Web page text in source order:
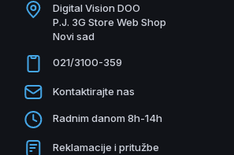
Digital Vision DOO
P.J. 3G Store Web Shop
Novi sad
021/3100-359
Kontaktirajte nas
Radnim danom 8h-14h
Reklamacije i pritužbe